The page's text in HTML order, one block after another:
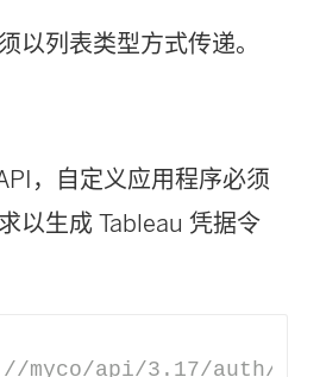
以列表类型方式传递。
，自定义应用程序必须
以生成 Tableau 凭据令
//myco/api/3.17/auth/